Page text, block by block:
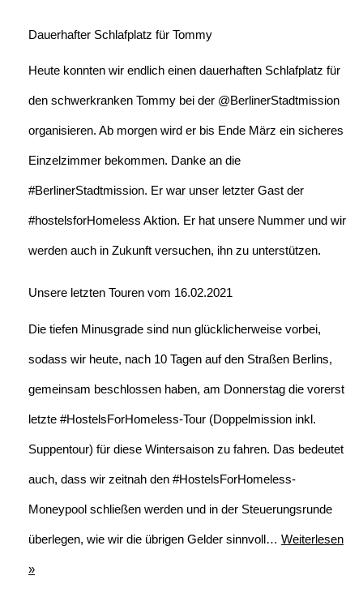
Dauerhafter Schlafplatz für Tommy
Heute konnten wir endlich einen dauerhaften Schlafplatz für
den schwerkranken Tommy bei der @BerlinerStadtmission
organisieren. Ab morgen wird er bis Ende März ein sicheres
Einzelzimmer bekommen. Danke an die
#BerlinerStadtmission. Er war unser letzter Gast der
#hostelsforHomeless Aktion. Er hat unsere Nummer und wir
werden auch in Zukunft versuchen, ihn zu unterstützen.
Unsere letzten Touren vom 16.02.2021
Die tiefen Minusgrade sind nun glücklicherweise vorbei,
sodass wir heute, nach 10 Tagen auf den Straßen Berlins,
gemeinsam beschlossen haben, am Donnerstag die vorerst
letzte #HostelsForHomeless-Tour (Doppelmission inkl.
Suppentour) für diese Wintersaison zu fahren. Das bedeutet
auch, dass wir zeitnah den #HostelsForHomeless-
Moneypool schließen werden und in der Steuerungsrunde
überlegen, wie wir die übrigen Gelder sinnvoll… Weiterlesen
»